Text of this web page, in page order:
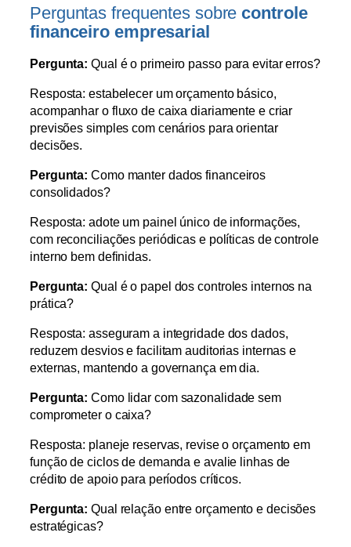
Perguntas frequentes sobrecontrole
financeiro empresarial
Pergunta: Qual é o primeiro passo para evitar erros?
Resposta: estabelecer um orçamento básico,
acompanhar o fluxo de caixa diariamente e criar
previsões simples com cenários para orientar
decisões.
Pergunta: Como manter dados financeiros
consolidados?
Resposta: adote um painel único de informações,
com reconciliações periódicas e políticas de controle
interno bem definidas.
Pergunta: Qual é o papel dos controles internos na
prática?
Resposta: asseguram a integridade dos dados,
reduzem desvios e facilitam auditorias internas e
externas, mantendo a governança em dia.
Pergunta: Como lidar com sazonalidade sem
comprometer o caixa?
Resposta: planeje reservas, revise o orçamento em
função de ciclos de demanda e avalie linhas de
crédito de apoio para períodos críticos.
Pergunta: Qual relação entre orçamento e decisões
estratégicas?